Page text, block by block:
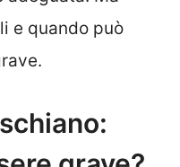
e quando può